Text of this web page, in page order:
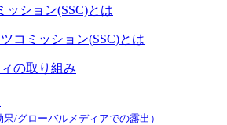
ッション(SSC)とは
コミッション(SSC)とは
の取り組み
果/グローバルメディアでの露出）